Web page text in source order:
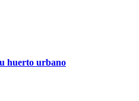
huerto urbano